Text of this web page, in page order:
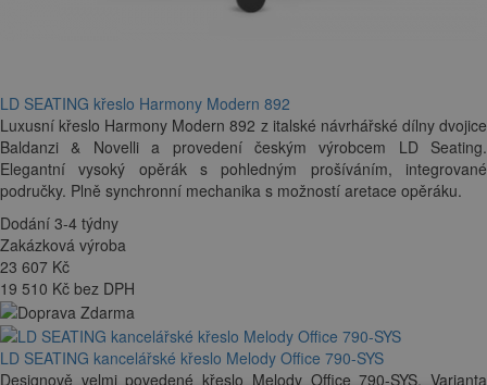
LD SEATING křeslo Harmony Modern 892
Luxusní křeslo Harmony Modern 892 z italské návrhářské dílny dvojice
Baldanzi & Novelli a provedení českým výrobcem LD Seating.
Elegantní vysoký opěrák s pohledným prošíváním, integrované
područky. Plně synchronní mechanika s možností aretace opěráku.
Dodání 3-4 týdny
Zakázková výroba
23 607 Kč
19 510 Kč bez DPH
LD SEATING kancelářské křeslo Melody Office 790-SYS
Designově velmi povedené křeslo Melody Office 790-SYS. Varianta